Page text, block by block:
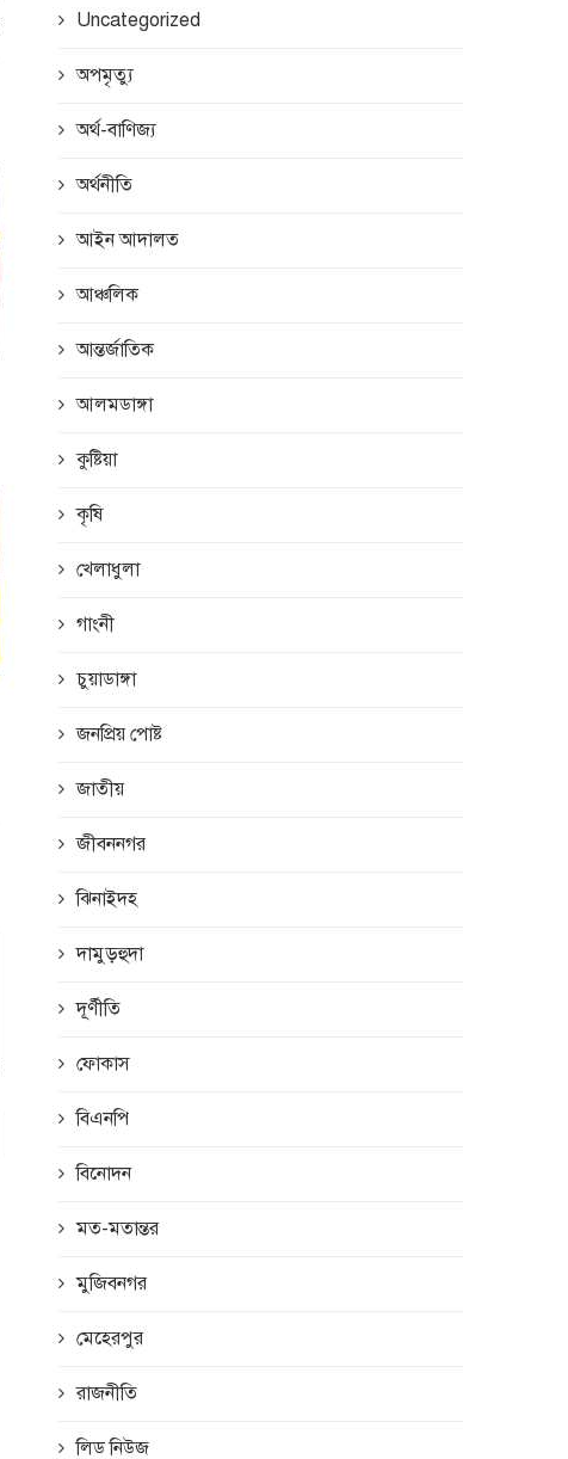
Uncategorized
অপমৃত্যু
অর্থ-বাণিজ্য
অর্থনীতি
আইন আদালত
আঞ্চলিক
আন্তর্জাতিক
আলমডাঙ্গা
কুষ্টিয়া
কৃষি
খেলাধুলা
গাংনী
চুয়াডাঙ্গা
জনপ্রিয় পোষ্ট
জাতীয়
জীবননগর
ঝিনাইদহ
দামুড়হুদা
দূর্ণীতি
ফোকাস
বিএনপি
বিনোদন
মত-মতান্তর
মুজিবনগর
মেহেরপুর
রাজনীতি
লিড নিউজ